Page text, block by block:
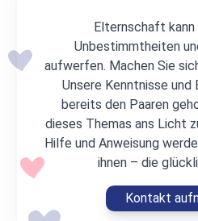
Elternschaft kann
Unbestimmtheiten
aufwerfen. Machen Sie
Unsere Kenntnisse und
bereits den Paaren
dieses Themas ans Licht
Hilfe und Anweisung
ihnen – die
Kontakt